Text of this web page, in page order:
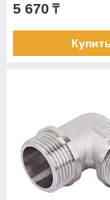
5 670 ₸
Купить